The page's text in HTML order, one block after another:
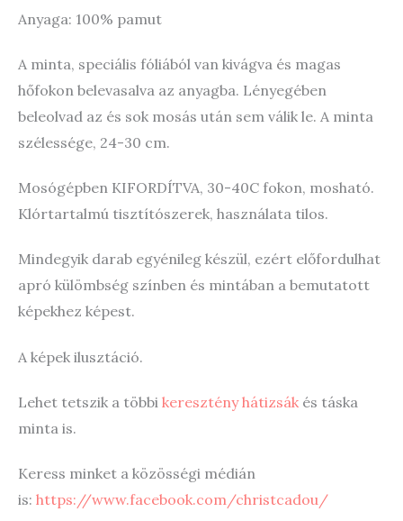
Anyaga: 100% pamut
A minta, speciális fóliából van kivágva és magas
hőfokon belevasalva az anyagba. Lényegében
beleolvad az és sok mosás után sem válik le. A minta
szélessége, 24-30 cm.
Mosógépben KIFORDÍTVA, 30-40C fokon, mosható.
Klórtartalmú tisztítószerek, használata tilos.
Mindegyik darab egyénileg készül, ezért előfordulhat
apró külömbség színben és mintában a bemutatott
képekhez képest.
A képek ilusztáció.
Lehet tetszik a többi keresztény hátizsák és táska
minta is.
Keress minket a közösségi médián
is: https://www.facebook.com/christcadou/